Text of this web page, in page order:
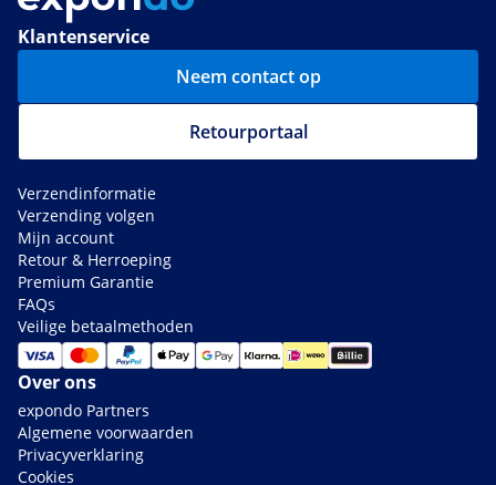
Klantenservice
Neem contact op
Retourportaal
Verzendinformatie
Verzending volgen
Mijn account
Retour & Herroeping
Premium Garantie
FAQs
Veilige betaalmethoden
Over ons
expondo Partners
Algemene voorwaarden
Privacyverklaring
Cookies